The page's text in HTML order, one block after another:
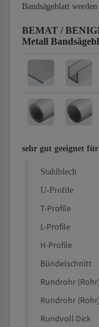
Bandsägeblatt
BEMAT /
Metall
sehr gut geeignet für
Stahlblech
U-Profile
T-Profile
L-Profile
H-Profile
Bündelschnitt
Rundrohr
Rundrohr
Rundvoll Dick